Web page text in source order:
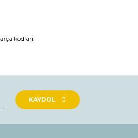
kodları
KAYDOL